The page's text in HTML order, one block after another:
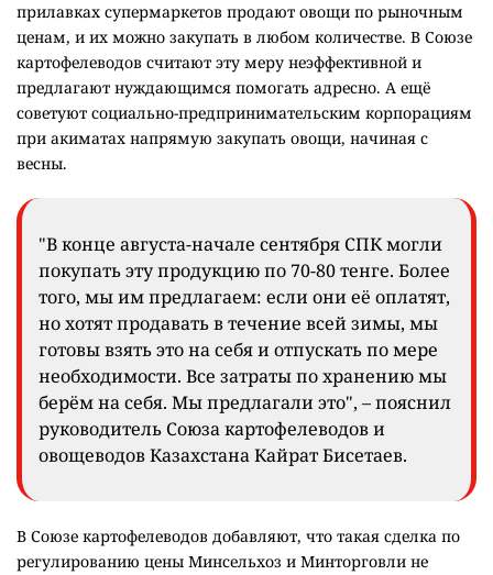
прилавках супермаркетов продают овощи по рыночным
ценам, и их можно закупать в любом количестве. В Союзе
картофелеводов считают эту меру неэффективной и
предлагают нуждающимся помогать адресно. А ещё
советуют социально-предпринимательским корпорациям
при акиматах напрямую закупать овощи, начиная с
весны.
"В конце августа-начале сентября СПК могли
покупать эту продукцию по 70-80 тенге. Более
того, мы им предлагаем: если они её оплатят,
но хотят продавать в течение всей зимы, мы
готовы взять это на себя и отпускать по мере
необходимости. Все затраты по хранению мы
берём на себя. Мы предлагали это", – пояснил
руководитель Союза картофелеводов и
овощеводов Казахстана Кайрат Бисетаев.
В Союзе картофелеводов добавляют, что такая сделка по
регулированию цены Минсельхоз и Минторговли не